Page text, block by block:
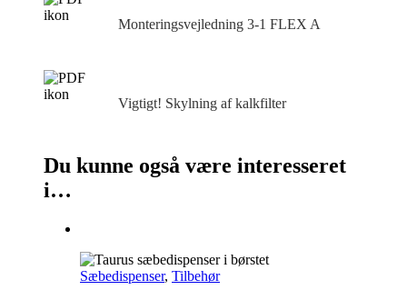
Monteringsvejledning 3‑1 FLEX A
Vigtigt! Skylning af kalkfilter
Du kunne også være interesseret
i…
Sæbedispenser, Tilbehør